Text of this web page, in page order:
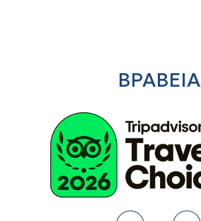
ΒΡΑΒΕΙΑ